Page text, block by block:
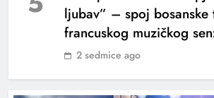
ljubav” – spoj
francuskog muzičkog
2 sedmice ago